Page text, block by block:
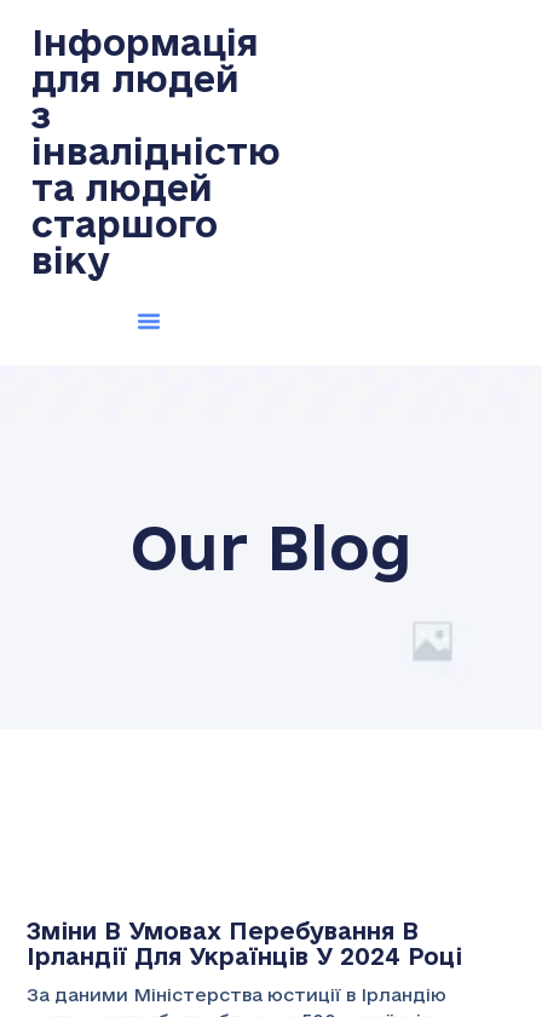
Інформація
для людей
з
інвалідністю
та людей
старшого
віку
Our Blog
Зміни В Умовах Перебування В
Ірландії Для Українців У 2024 Році
За даними Міністерства юстиції в Ірландію